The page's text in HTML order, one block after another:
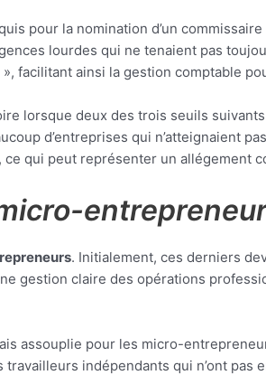
pour la nomination d’un
lourdes qui ne tenaient pas
facilitant ainsi la gestion comptable
lorsque deux des trois seuils
d’entreprises qui n’atteignaient
qui peut représenter un allégement
. Initialement, ces derniers
gestion claire des opérations
assouplie pour les micro-
indépendants qui n’ont pas